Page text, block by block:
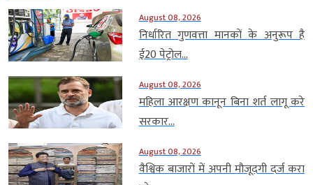
August 08, 2026
निर्धारित गुणवत्ता मानकों के अनुरूप है
ई20 पेट्रोल...
August 08, 2026
महिला आरक्षण कानून बिना शर्त लागू करे
सरकार...
August 08, 2026
वैश्विक बाजारों में अपनी मौजूदगी दर्ज करा